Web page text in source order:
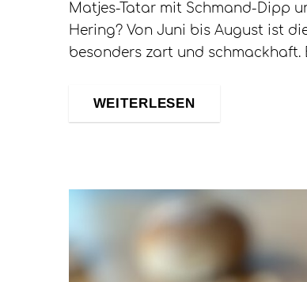
Matjes-Tatar mit Schmand-Dipp
Hering? Von Juni bis August ist
besonders zart und schmackhaft.
WEITERLESEN